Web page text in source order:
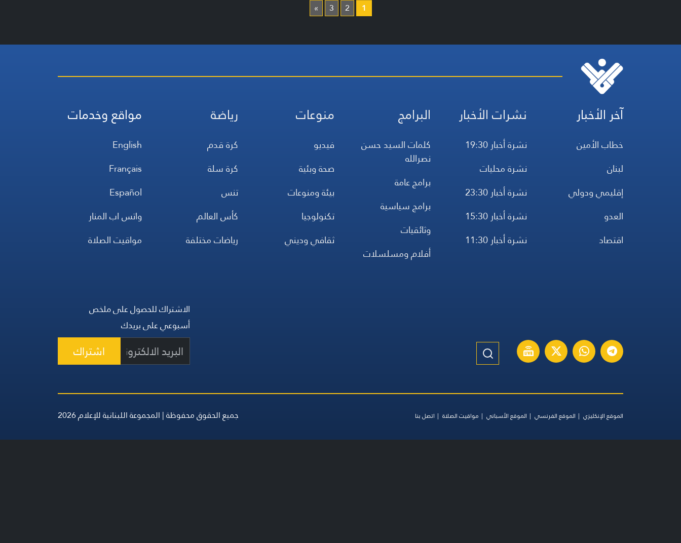
1
2
3
»
آخر الأخبار
خطاب الأمين
لبنان
إقليمي ودولي
العدو
اقتصاد
نشرات الأخبار
نشرة أخبار 19:30
نشرة محليات
نشرة أخبار 23:30
نشرة أخبار 15:30
نشرة أخبار 11:30
البرامج
كلمات السيد حسن
نصرالله
برامج عامة
برامج سياسية
وثائقيات
أفلام ومسلسلات
منوعات
فيديو
صحة وبئية
بيئة ومنوعات
تكنولوجيا
ثقافي وديني
رياضة
كرة قدم
كرة سلة
تنس
كأس العالم
رياضات مختلفة
مواقع وخدمات
English
Français
Español
واتس اب المنار
مواقيت الصلاة
الاشتراك للحصول على ملخص
أسبوعي على بريدك
اشتراك
الموقع الإنكليزي الموقع الفرنسي الموقع الأسباني مواقيت الصلاة اتصل بنا جميع الحقوق محفوظة | المجموعة اللبنانية للإعلام 2026